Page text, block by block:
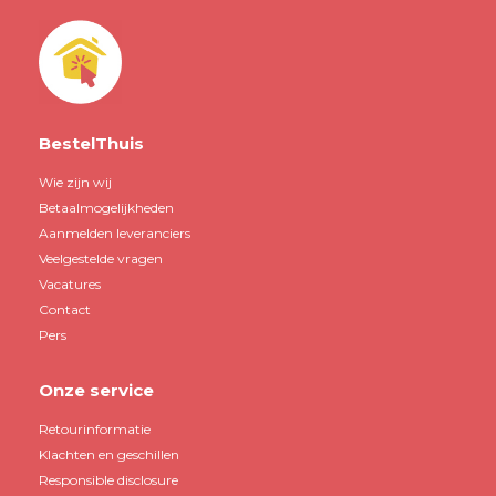
BestelThuis
Wie zijn wij
Betaalmogelijkheden
Aanmelden leveranciers
Veelgestelde vragen
Vacatures
Contact
Pers
Onze service
Retourinformatie
Klachten en geschillen
Responsible disclosure